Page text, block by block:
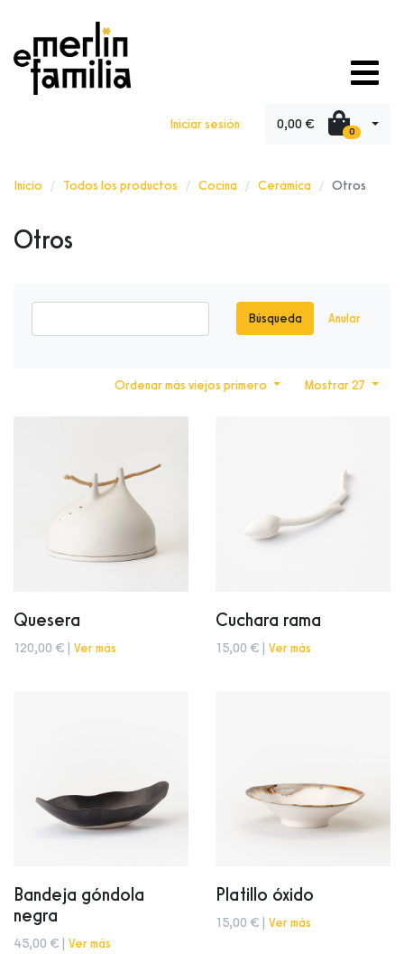
Iniciar sesión 0,00 € 0
Inicio Todos los productos Cocina Cerámica Otros
Otros
Búsqueda Anular
Mostrar 27
Ordenar más viejos primero
Quesera
120,00 € | Ver más
Cuchara rama
15,00 € | Ver más
Bandeja góndola
negra
45,00 € | Ver más
Platillo óxido
15,00 € | Ver más